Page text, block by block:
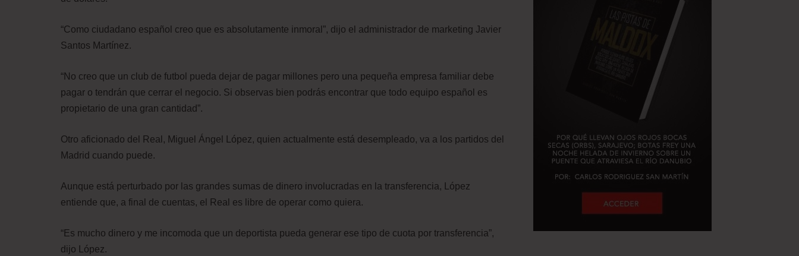
“Como ciudadano español creo que es absolutamente inmoral”, dijo el administrador de marketing Javier
Santos Martínez.
“No creo que un club de futbol pueda dejar de pagar millones pero una pequeña empresa familiar debe
pagar o tendrán que cerrar el negocio. Si observas bien podrás encontrar que todo equipo español es
propietario de una gran cantidad”.
Otro aficionado del Real, Miguel Ángel López, quien actualmente está desempleado, va a los partidos del
Madrid cuando puede.
Aunque está perturbado por las grandes sumas de dinero involucradas en la transferencia, López
entiende que, a final de cuentas, el Real es libre de operar como quiera.
“Es mucho dinero y me incomoda que un deportista pueda generar ese tipo de cuota por transferencia”,
dijo López.